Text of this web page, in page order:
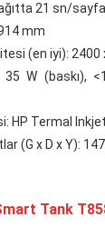
21 sn/
mm
(en iyi):
W (baskı),
HP Termal Inkjet
(G x D x Y):
Tank